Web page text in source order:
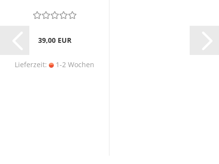
39,00 EUR
Lieferzeit: 1-2 Wochen